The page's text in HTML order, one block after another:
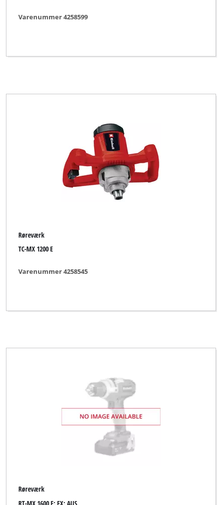
Varenummer 4258599
Røreværk
TC-MX 1200 E
Varenummer 4258545
Røreværk
RT-MX 1600 E; EX; AUS